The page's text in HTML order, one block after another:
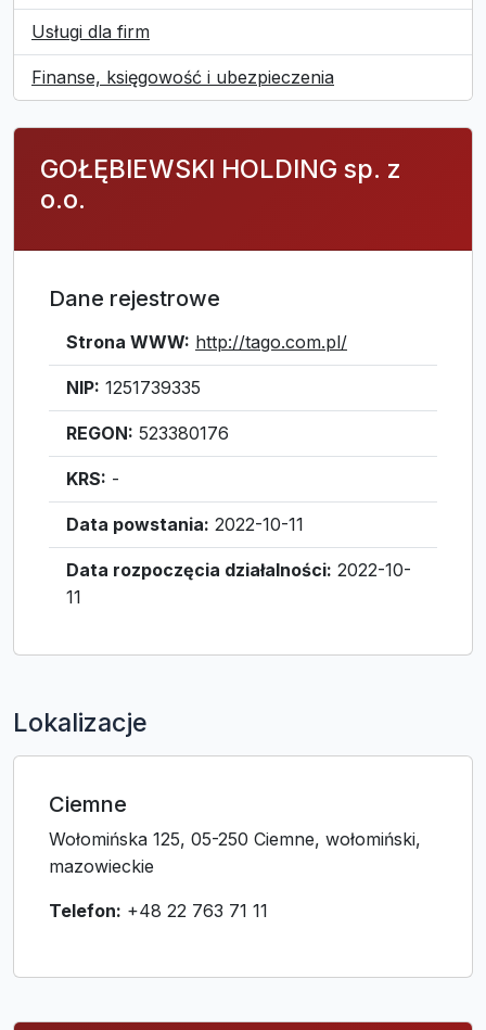
Usługi dla firm
Finanse, księgowość i ubezpieczenia
GOŁĘBIEWSKI HOLDING sp. z
o.o.
Dane rejestrowe
Strona WWW: http://tago.com.pl/
NIP: 1251739335
REGON: 523380176
KRS: -
Data powstania: 2022-10-11
Data rozpoczęcia działalności: 2022-10-
11
Lokalizacje
Ciemne
Wołomińska 125, 05-250 Ciemne, wołomiński,
mazowieckie
Telefon: +48 22 763 71 11